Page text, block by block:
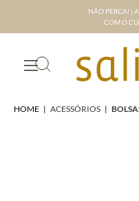
NÃO PERCA! |
COM O
HOME | ACESSÓRIOS |